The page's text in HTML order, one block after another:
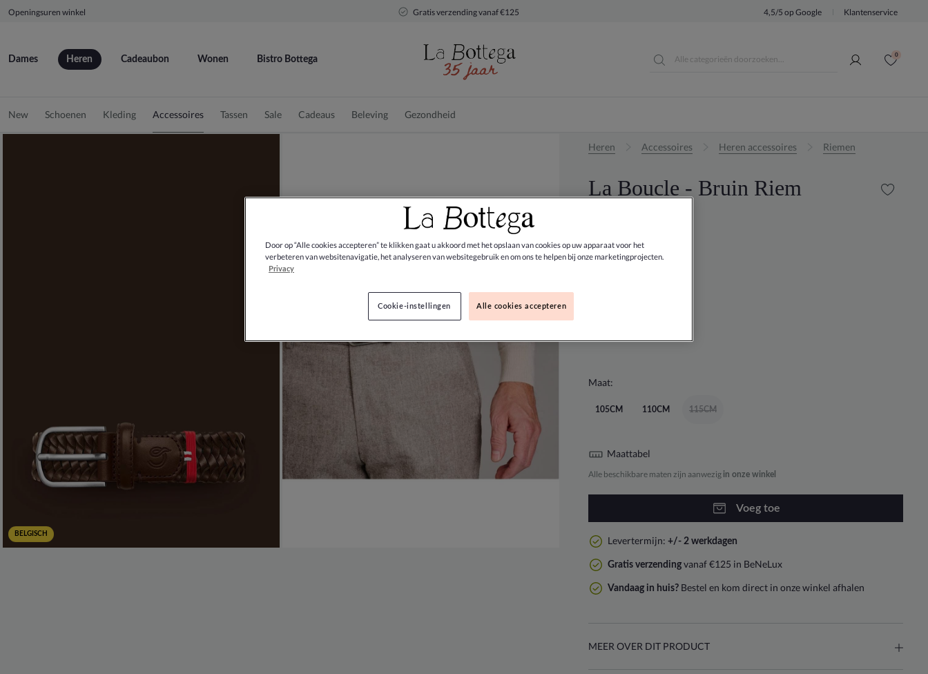
Openingsuren winkel Gratis verzending vanaf €125 4,5/5 op Google Klantenservice
Dames Heren Cadeaubon Wonen Bistro Bottega 0
New Schoenen Kleding Accessoires Tassen Sale Cadeaus Beleving Gezondheid
BELGISCH
Heren Accessoires Heren accessoires Riemen
La Boucle - Bruin Riem
Kleur:BRUIN
Maat:
105CM 110CM 115CM
Maattabel
Alle beschikbare maten zijn aanwezig in onze winkel
Voeg toe
Levertermijn: +/- 2 werkdagen
Gratis verzending vanaf €125 in BeNeLux
Vandaag in huis? Bestel en kom direct in onze winkel afhalen
MEER OVER DIT PRODUCT
Door op “Alle cookies accepteren” te klikken gaat u akkoord met het opslaan van cookies op uw apparaat voor het
verbeteren van websitenavigatie, het analyseren van websitegebruik en om ons te helpen bij onze marketingprojecten.
Privacy
Alle cookies accepteren
Cookie-instellingen